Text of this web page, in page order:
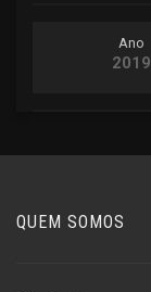
Ano
2019
QUEM SOMOS